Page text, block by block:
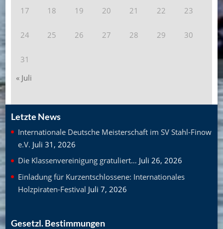
17 18 19 20 21 22 23
24 25 26 27 28 29 30
31
« Juli
Letzte News
Internationale Deutsche Meisterschaft im SV Stahl-Finow
e.V. Juli 31, 2026
Die Klassenvereinigung gratuliert… Juli 26, 2026
Einladung für Kurzentschlossene: Internationales
Holzpiraten-Festival Juli 7, 2026
Gesetzl. Bestimmungen